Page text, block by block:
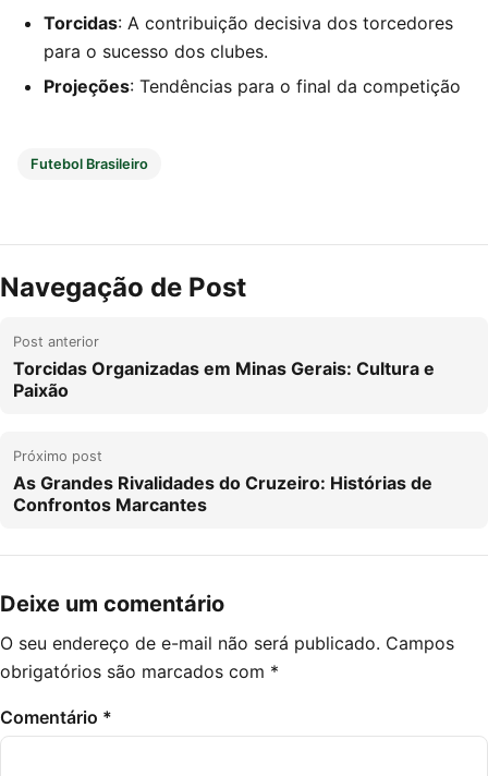
Torcidas: A contribuição decisiva dos torcedores
para o sucesso dos clubes.
Projeções: Tendências para o final da competição
Futebol Brasileiro
Navegação de Post
Post anterior
Torcidas Organizadas em Minas Gerais: Cultura e
Paixão
Próximo post
As Grandes Rivalidades do Cruzeiro: Histórias de
Confrontos Marcantes
Deixe um comentário
O seu endereço de e-mail não será publicado. Campos
obrigatórios são marcados com *
Comentário *